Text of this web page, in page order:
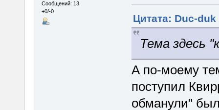
Сообщений: 13
+0/-0
Цитата: Duc-
Тема здесь
А по-моему
поступил
обманули"